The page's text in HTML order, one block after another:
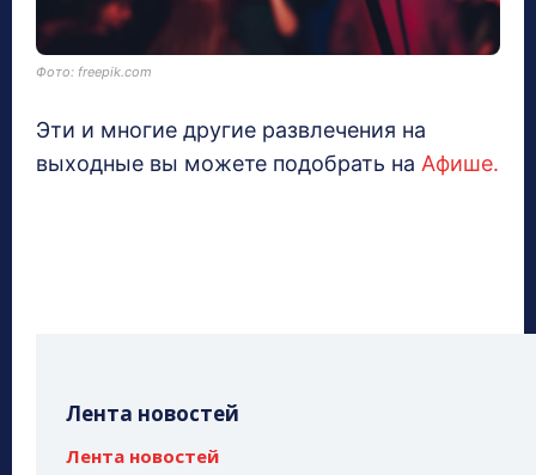
Фото: freepik.com
Эти и многие другие развлечения на
выходные вы можете подобрать на Афише.
Лента новостей
Лента новостей